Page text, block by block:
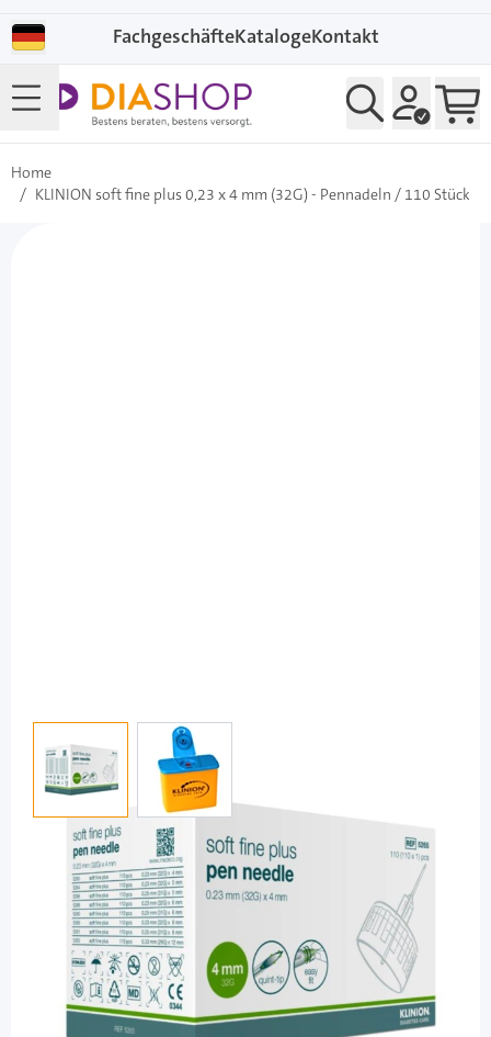
FachgeschäfteKatalogeKontakt
Home
/ KLINION soft fine plus 0,23 x 4 mm (32G) - Pennadeln / 110 Stück
View larger imageView larger image
KLINION
KLINION soft fine plus 0,23 x 4 mm (32G)
- Pennadeln / 110 Stück
PZN: 10179649 / Diashop.de Kat.-Nr.111558
sofort verfügbar
Lieferzeit 1-3 Werktage